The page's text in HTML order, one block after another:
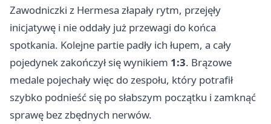
Zawodniczki z Hermesa złapały rytm, przejęły
inicjatywę i nie oddały już przewagi do końca
spotkania. Kolejne partie padły ich łupem, a cały
pojedynek zakończył się wynikiem 1:3. Brązowe
medale pojechały więc do zespołu, który potrafił
szybko podnieść się po słabszym początku i zamknąć
sprawę bez zbędnych nerwów.